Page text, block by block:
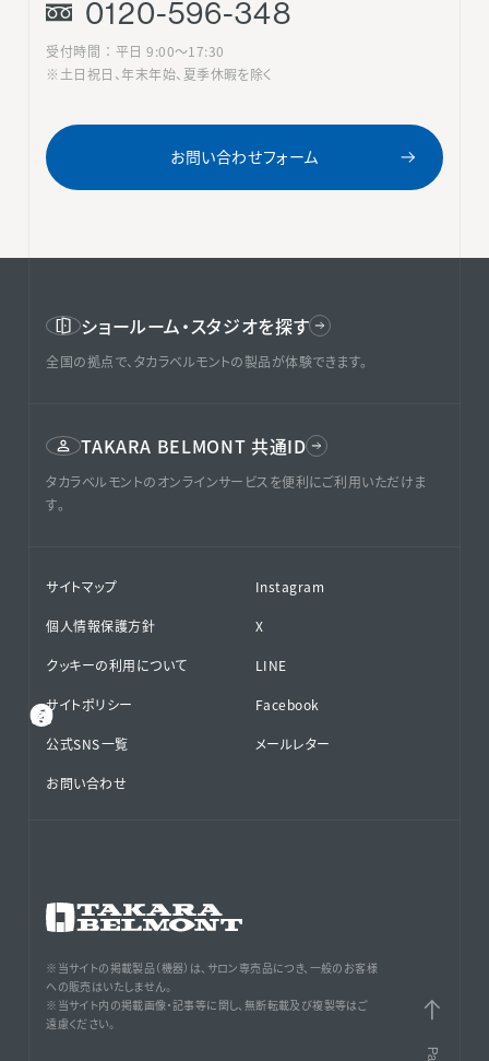
0120-596-348
受付時間 ： 平日 9:00〜17:30
※土日祝日、年末年始、夏季休暇を除く
お問い合わせフォーム
ショールーム・スタジオを探す
全国の拠点で、タカラベルモントの製品が体験できます。
TAKARA BELMONT 共通ID
タカラベルモントのオンラインサービスを便利にご利用いただけま
す。
サイトマップ
個人情報保護方針
クッキーの利用について
サイトポリシー
公式SNS⁨⁩一覧
お問い合わせ
Instagram
X
LINE
Facebook
メールレター
※当サイトの掲載製品（機器）は、サロン専売品につき、一般のお客様
への販売はいたしません。
※当サイト内の掲載画像・記事等に関し、無断転載及び複製等はご
遠慮ください。